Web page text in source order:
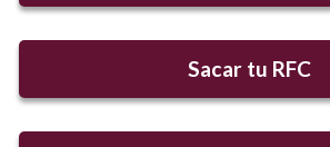
Sacar tu RFC